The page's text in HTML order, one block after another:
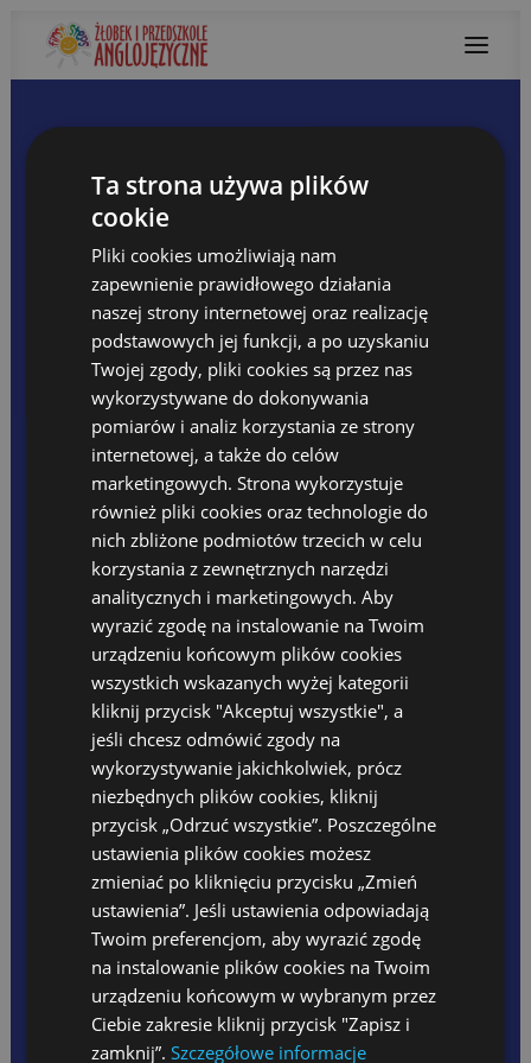
Przedszkole First Steps
Żłobek Basic Steps
Warunki lokalowe
Co nas wyróżnia
Warto wiedzieć
NAUCZANIE DWUJĘZYCZNE
Jak uczymy?
Filmy – jak uczymy
Korzyści z kształcenia dwujęzycznego
Forest Adventure
OFERTA
Organizacja grup
Program Dydaktyczny
Zajęcia dodatkowe
Forest Adventure
Oferta wakacyjna 2026
Opłaty
PLANY DNIA
REKRUTACJA
DLA RODZICA
Raporty z zajęć ŻŁOBEK
Raporty z zajęć POLSKIE
Jadłospis
Opłaty
Kącik rodzica
Kalendarz wydarzeń
Dni wolne
Rodo
Ubezpieczenie 2024/2025
Standardy Ochrony Małoletnich
FESTIWAL
PROJEKT UNIJNY
TEACHERS ZONE
Anglojęzyczna Szkoła Podstawowa
Szkoła Języka Angielskiego International House
Katarzyna Wilczyńska
7 LUTEGO, 2020
Wychowawca grupy przedszkolnej
Jestem absolwentką Akademii Techniczno-Humanistycznej
w Bielsku-Białej, gdzie uzyskałam tytuł licencjata o specjalizacji
zintegrowana edukacja wczesnoszkolna i wychowanie
przedszkolne. Tytuł magistra uzyskałam na Uniwersytecie
Śląskim w Cieszynie. Doświadczenie w pracy z dziećmi
zdobyłam w trakcie studiów uczestnicząc w wielu praktykach
w przedszkolach i szkołach. W wolnych chwilach lubię jeździć
na rowerze oraz pływać.
KONTAKT
Ta strona używa plików
cookie
Pliki cookies umożliwiają nam
zapewnienie prawidłowego działania
naszej strony internetowej oraz realizację
podstawowych jej funkcji, a po uzyskaniu
Twojej zgody, pliki cookies są przez nas
wykorzystywane do dokonywania
pomiarów i analiz korzystania ze strony
internetowej, a także do celów
marketingowych. Strona wykorzystuje
również pliki cookies oraz technologie do
nich zbliżone podmiotów trzecich w celu
korzystania z zewnętrznych narzędzi
analitycznych i marketingowych. Aby
wyrazić zgodę na instalowanie na Twoim
urządzeniu końcowym plików cookies
wszystkich wskazanych wyżej kategorii
kliknij przycisk "Akceptuj wszystkie", a
jeśli chcesz odmówić zgody na
wykorzystywanie jakichkolwiek, prócz
niezbędnych plików cookies, kliknij
przycisk „Odrzuć wszystkie”. Poszczególne
ustawienia plików cookies możesz
zmieniać po kliknięciu przycisku „Zmień
ustawienia”. Jeśli ustawienia odpowiadają
Twoim preferencjom, aby wyrazić zgodę
na instalowanie plików cookies na Twoim
urządzeniu końcowym w wybranym przez
Ciebie zakresie kliknij przycisk "Zapisz i
zamknij”.Szczegółowe informacje